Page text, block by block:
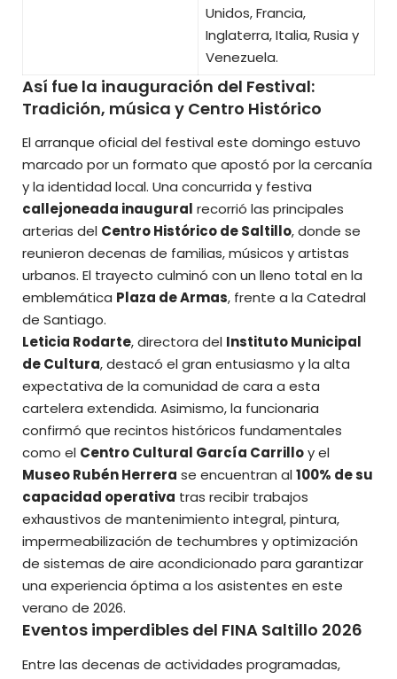
Unidos, Francia,
Inglaterra, Italia, Rusia y
Venezuela.
Así fue la inauguración del Festival:
Tradición, música y Centro Histórico
El arranque oficial del festival este domingo estuvo
marcado por un formato que apostó por la cercanía
y la identidad local. Una concurrida y festiva
callejoneada inaugural recorrió las principales
arterias del Centro Histórico de Saltillo, donde se
reunieron decenas de familias, músicos y artistas
urbanos. El trayecto culminó con un lleno total en la
emblemática Plaza de Armas, frente a la Catedral
de Santiago.
Leticia Rodarte, directora del Instituto Municipal
de Cultura, destacó el gran entusiasmo y la alta
expectativa de la comunidad de cara a esta
cartelera extendida. Asimismo, la funcionaria
confirmó que recintos históricos fundamentales
como el Centro Cultural García Carrilloy el
Museo Rubén Herrera se encuentran al100% de su
capacidad operativa tras recibir trabajos
exhaustivos de mantenimiento integral, pintura,
impermeabilización de techumbres y optimización
de sistemas de aire acondicionado para garantizar
una experiencia óptima a los asistentes en este
verano de 2026.
Eventos imperdibles del FINA Saltillo 2026
Entre las decenas de actividades programadas,